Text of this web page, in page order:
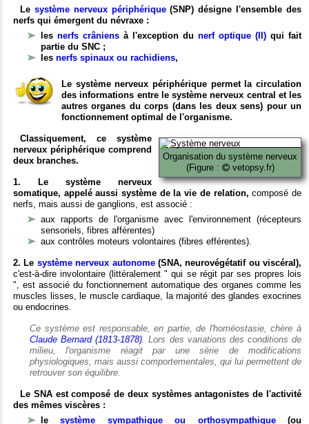
Le système nerveux périphérique(SNP) désigne l'ensemble des
nerfs qui émergent du névraxe :
les nerfs crâniens à l'exception du nerf optique (II) qui fait
partie du SNC ;
les nerfs spinaux ou rachidiens,
Le système nerveux périphérique permet la circulation
des informations entre le système nerveux central et les
autres organes du corps (dans les deux sens) pour un
fonctionnement optimal de l'organisme.
Organisation du système nerveux
(Figure :
vetopsy.fr)
Classiquement, ce système
nerveux périphérique comprend
deux branches.
1. Le système nerveux
somatique, appelé aussi système de la vie de relation, composé de
nerfs, mais aussi de ganglions, est associé :
aux rapports de l'organisme avec l'environnement (récepteurs
sensoriels, fibres afférentes)
aux contrôles moteurs volontaires (fibres efférentes).
2. Le système nerveux autonome(SNA, neurovégétatif ou viscéral),
c'est-à-dire involontaire (littéralement " qui se régit par ses propres lois
", est associé du fonctionnement automatique des organes comme les
muscles lisses, le muscle cardiaque, la majorité des glandes exocrines
ou endocrines.
Ce système est responsable, en partie, de l'homéostasie, chère à
Claude Bernard (1813-1878). Lors des variations des conditions de
milieu, l'organisme réagit par une série de modifications
physiologiques, mais aussi comportementales, qui lui permettent de
retrouver son équilibre.
Le SNA est composé de deux systèmes antagonistes de l'activité
des mêmes viscères :
lesystème sympathique ou orthosympathique(ou